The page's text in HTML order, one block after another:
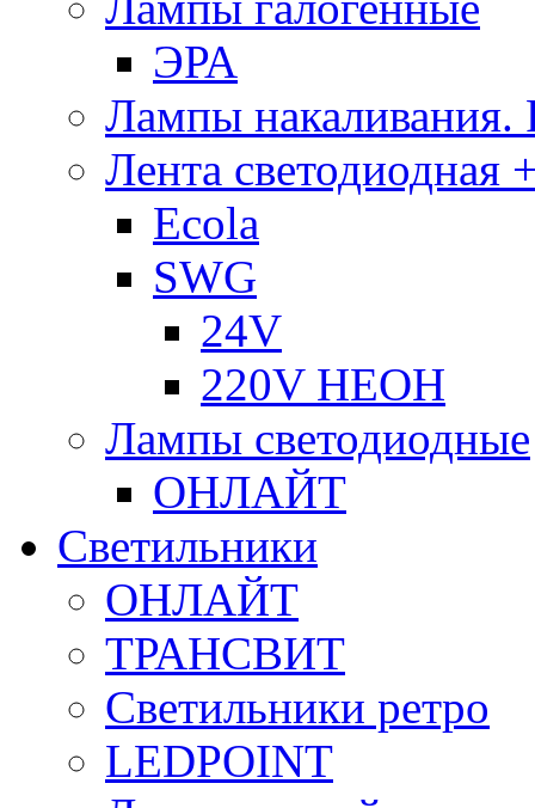
ЭРА
Лампы
Лента светодиодная
Ecola
SWG
24V
220V НЕОН
Лампы светодиодные
ОНЛАЙТ
Светильники
ОНЛАЙТ
ТРАНСВИТ
Светильники ретро
LEDPOINT